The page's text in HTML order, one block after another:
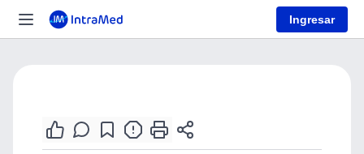
Ingresar